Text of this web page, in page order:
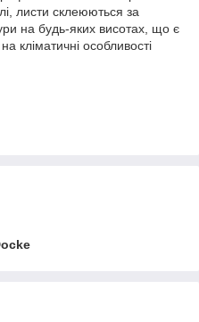
листи склеюються за
на будь-яких висотах, що є
кліматичні особливості